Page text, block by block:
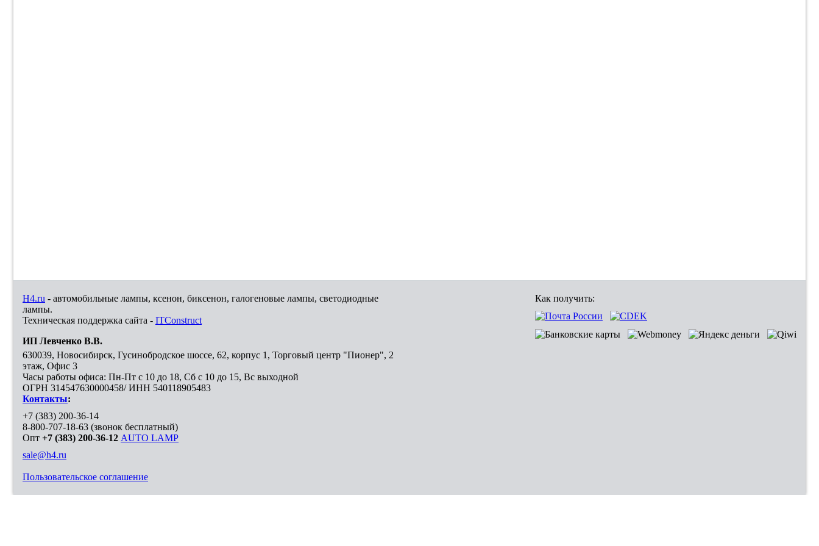
H4.ru - автомобильные лампы, ксенон, биксенон, галогеновые лампы, светодиодные
лампы.
Техническая поддержка сайта - ITConstruct
ИП Левченко В.В.
630039, Новосибирск, Гусинобродское шоссе, 62, корпус 1, Торговый центр "Пионер", 2
этаж, Офис 3
Часы работы офиса: Пн-Пт с 10 до 18, Сб с 10 до 15, Вс выходной
ОГРН 314547630000458/ ИНН 540118905483
Контакты:
+7 (383) 200-36-14
8-800-707-18-63 (звонок бесплатный)
Опт +7 (383) 200-36-12 AUTO LAMP
sale@h4.ru
Пользовательское соглашение
Как получить: